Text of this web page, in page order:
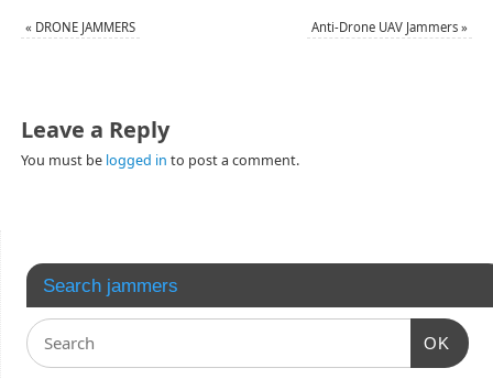
« DRONE JAMMERS Anti-Drone UAV Jammers»
Leave a Reply
You must be logged in to post a comment.
Search jammers
OK